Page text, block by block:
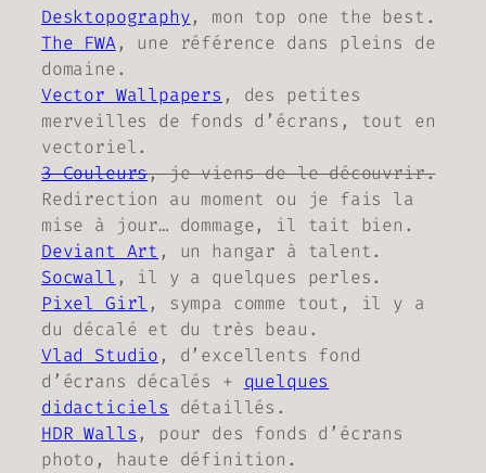
Desktopography, mon top one the best.
The FWA, une référence dans pleins de
domaine.
Vector Wallpapers , des petites
merveilles de fonds d’écrans, tout en
vectoriel.
3 Couleurs, je viens de le découvrir.
Redirection au moment ou je fais la
mise à jour… dommage, il tait bien.
Deviant Art , un hangar à talent.
Socwall , il y a quelques perles.
Pixel Girl , sympa comme tout, il y a
du décalé et du très beau.
Vlad Studio, d’excellents fond
d’écrans décalés + quelques
didacticiels détaillés.
HDR Walls, pour des fonds d’écrans
photo, haute définition.